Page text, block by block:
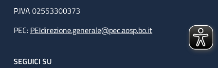
P.IVA 02553300373
PEC: PEIdirezione.generale@pec.aosp.bo.it
SEGUICI SU